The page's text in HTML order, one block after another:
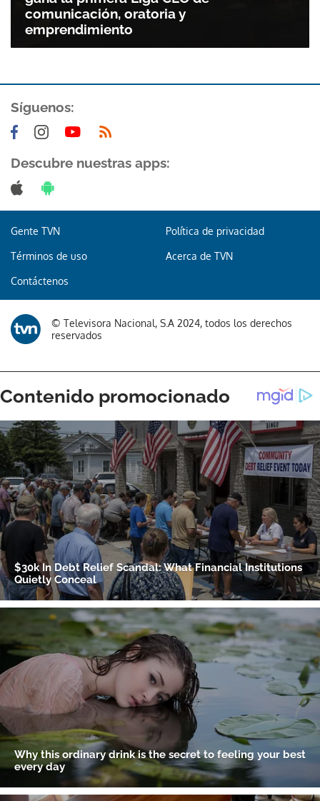
comunicación, oratoria y
emprendimiento
Síguenos:
Descubre nuestras apps:
Gente TVN Política de privacidad
Términos de uso Acerca de TVN
Contáctenos
© Televisora Nacional, S.A 2024, todos los derechos
reservados